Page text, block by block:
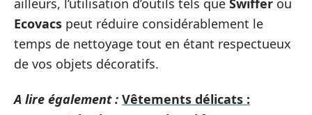
Ecovacs peut réduire considérablement le
temps de nettoyage tout en étant respectueux
de vos objets décoratifs.
A lire également : Vêtements délicats :